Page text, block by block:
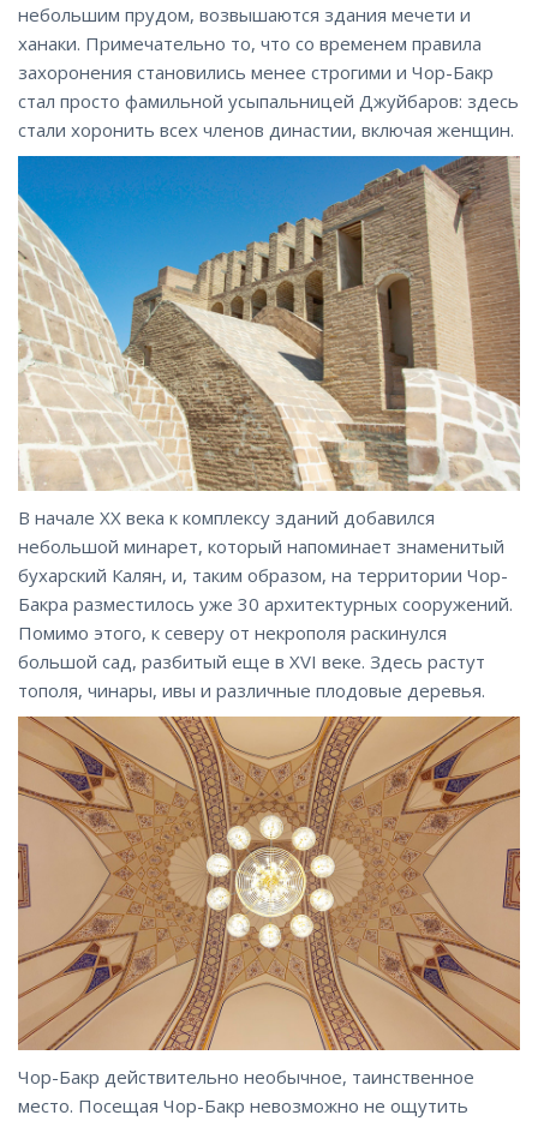
небольшим прудом, возвышаются здания мечети и
ханаки. Примечательно то, что со временем правила
захоронения становились менее строгими и Чор-Бакр
стал просто фамильной усыпальницей Джуйбаров: здесь
стали хоронить всех членов династии, включая женщин.
В начале XX века к комплексу зданий добавился
небольшой минарет, который напоминает знаменитый
бухарский Калян, и, таким образом, на территории Чор-
Бакра разместилось уже 30 архитектурных сооружений.
Помимо этого, к северу от некрополя раскинулся
большой сад, разбитый еще в XVI веке. Здесь растут
тополя, чинары, ивы и различные плодовые деревья.
Чор-Бакр действительно необычное, таинственное
место. Посещая Чор-Бакр невозможно не ощутить